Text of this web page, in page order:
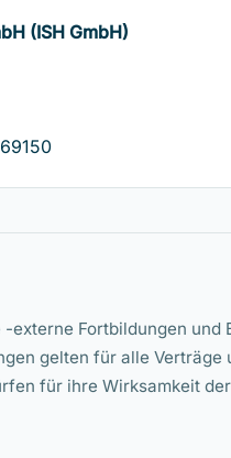
(ISH GmbH)
externe Fortbildungen und
gelten für alle Verträge
für ihre Wirksamkeit